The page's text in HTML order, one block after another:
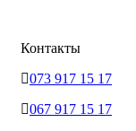
Контакты
073 917 15 17
067 917 15 17